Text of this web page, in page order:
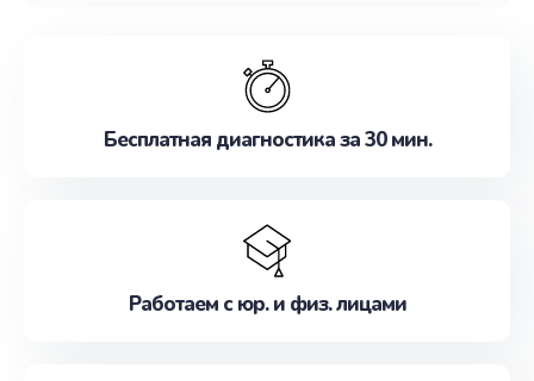
Бесплатная диагностика за 30 мин.
Работаем с юр. и физ. лицами